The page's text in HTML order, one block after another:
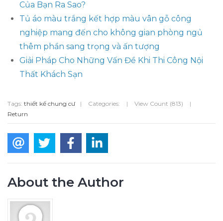
Của Bạn Ra Sao?
Tủ áo màu trắng kết hợp màu vân gỗ công
nghiệp mang đến cho không gian phòng ngủ
thêm phần sang trọng và ấn tượng
Giải Pháp Cho Những Vấn Đề Khi Thi Công Nội
Thất Khách Sạn
Tags: thiết kế chung cư | Categories: | View Count (813)
|
Return
About the Author